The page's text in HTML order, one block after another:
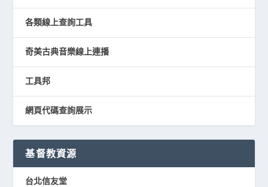
各類線上查詢工具
奇美古典音樂線上連播
工具邦
網頁代碼查詢展示
基督教資源
台北信友堂